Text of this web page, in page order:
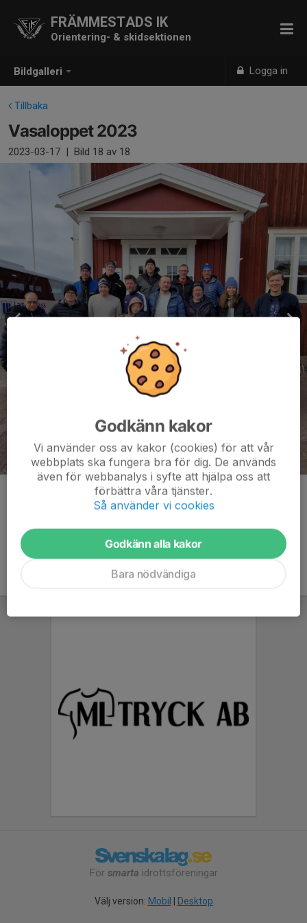
Bildgalleri Logga in
FRÄMMESTADS IK
Orientering- & skidsektionen
Tillbaka
Vasaloppet 2023
2023-03-17 | Bild 18 av 18
För smarta idrottsföreningar
Välj version: Mobil Desktop
Godkänn kakor
Vi använder oss av kakor (cookies) för att vår
webbplats ska fungera bra för dig. De används
även för webbanalys i syfte att hjälpa oss att
förbättra våra tjänster.
Så använder vi cookies
Godkänn alla kakor
Bara nödvändiga